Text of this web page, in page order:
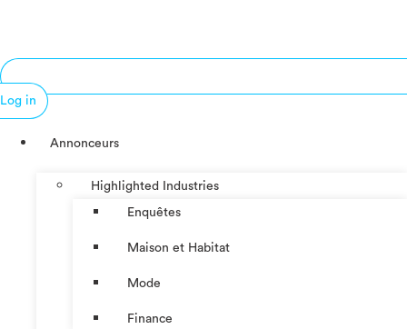
Log in
Annonceurs
Highlighted Industries
Enquêtes
Maison et Habitat
Mode
Finance